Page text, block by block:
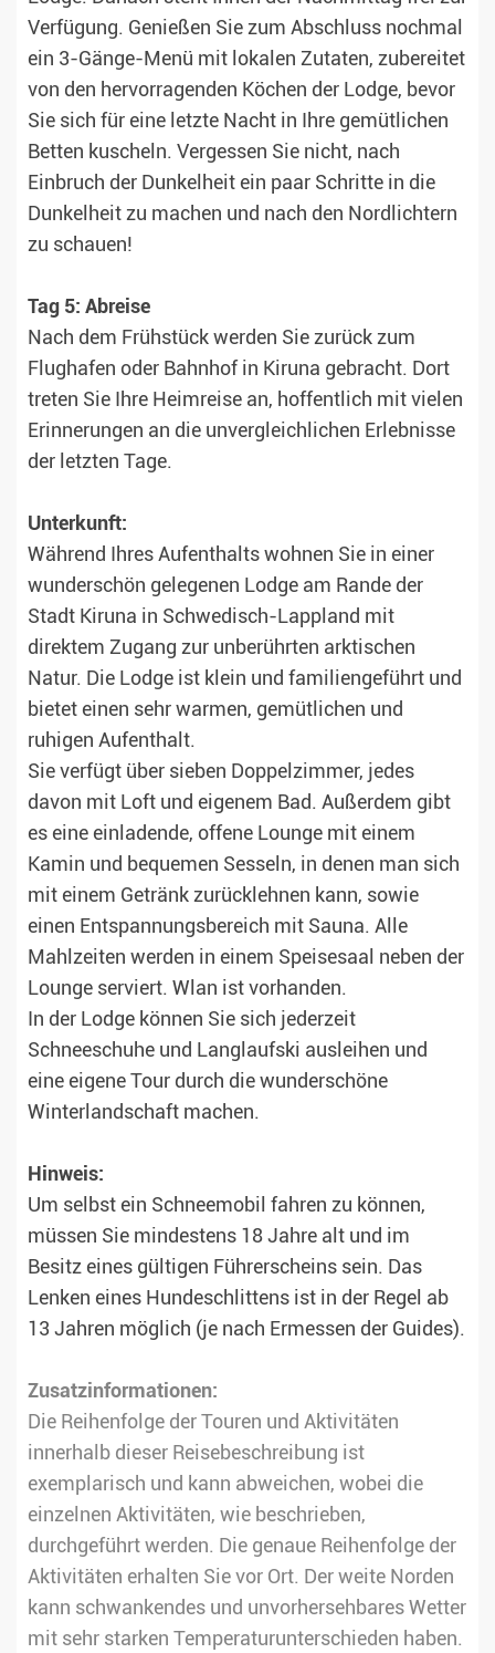
Verfügung. Genießen Sie zum Abschluss nochmal
ein 3-Gänge-Menü mit lokalen Zutaten, zubereitet
von den hervorragenden Köchen der Lodge, bevor
Sie sich für eine letzte Nacht in Ihre gemütlichen
Betten kuscheln. Vergessen Sie nicht, nach
Einbruch der Dunkelheit ein paar Schritte in die
Dunkelheit zu machen und nach den Nordlichtern
zu schauen!
Tag 5: Abreise
Nach dem Frühstück werden Sie zurück zum
Flughafen oder Bahnhof in Kiruna gebracht. Dort
treten Sie Ihre Heimreise an, hoffentlich mit vielen
Erinnerungen an die unvergleichlichen Erlebnisse
der letzten Tage.
Unterkunft:
Während Ihres Aufenthalts wohnen Sie in einer
wunderschön gelegenen Lodge am Rande der
Stadt Kiruna in Schwedisch-Lappland mit
direktem Zugang zur unberührten arktischen
Natur. Die Lodge ist klein und familiengeführt und
bietet einen sehr warmen, gemütlichen und
ruhigen Aufenthalt.
Sie verfügt über sieben Doppelzimmer, jedes
davon mit Loft und eigenem Bad. Außerdem gibt
es eine einladende, offene Lounge mit einem
Kamin und bequemen Sesseln, in denen man sich
mit einem Getränk zurücklehnen kann, sowie
einen Entspannungsbereich mit Sauna. Alle
Mahlzeiten werden in einem Speisesaal neben der
Lounge serviert. Wlan ist vorhanden.
In der Lodge können Sie sich jederzeit
Schneeschuhe und Langlaufski ausleihen und
eine eigene Tour durch die wunderschöne
Winterlandschaft machen.
Hinweis:
Um selbst ein Schneemobil fahren zu können,
müssen Sie mindestens 18 Jahre alt und im
Besitz eines gültigen Führerscheins sein. Das
Lenken eines Hundeschlittens ist in der Regel ab
13 Jahren möglich (je nach Ermessen der Guides).
Zusatzinformationen:
Die Reihenfolge der Touren und Aktivitäten
innerhalb dieser Reisebeschreibung ist
exemplarisch und kann abweichen, wobei die
einzelnen Aktivitäten, wie beschrieben,
durchgeführt werden. Die genaue Reihenfolge der
Aktivitäten erhalten Sie vor Ort. Der weite Norden
kann schwankendes und unvorhersehbares Wetter
mit sehr starken Temperaturunterschieden haben.